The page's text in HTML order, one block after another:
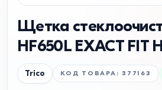
Щетка
HF650L EXACT FIT
Trico КОД ТОВАРА :377163